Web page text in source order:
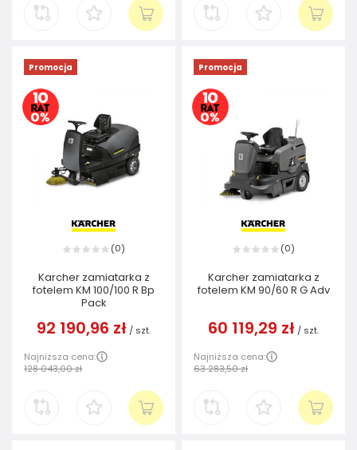
Promocja
(0)
Karcher zamiatarka z
fotelem KM 100/100 R Bp
Pack
92 190,96 zł / szt.
Najniższa cena:
128 043,00 zł
Promocja
(0)
Karcher zamiatarka z
fotelem KM 90/60 R G Adv
60 119,29 zł / szt.
Najniższa cena:
63 283,50 zł